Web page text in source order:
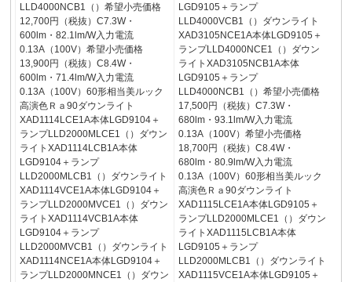
LLD4000NCB1（）希望小売価格
12,700円（税抜）C7.3W・
600lm・82.1lm/W入力電流
0.13A（100V）希望小売価格
13,900円（税抜）C8.4W・
600lm・71.4lm/W入力電流
0.13A（100V）60形相当美ルック
高演色Ｒａ90ダウンライト
XAD1114LCE1A本体LGD9104＋
ランプLLD2000MLCE1（）ダウン
ライトXAD1114LCB1A本体
LGD9104＋ランプ
LLD2000MLCB1（）ダウンライト
XAD1114VCE1A本体LGD9104＋
ランプLLD2000MVCE1（）ダウン
ライトXAD1114VCB1A本体
LGD9104＋ランプ
LLD2000MVCB1（）ダウンライト
XAD1114NCE1A本体LGD9104＋
ランプLLD2000MNCE1（）ダウン
LGD9105＋ランプ
LLD4000VCB1（）ダウンライト
XAD3105NCE1A本体LGD9105＋
ランプLLD4000NCE1（）ダウン
ライトXAD3105NCB1A本体
LGD9105＋ランプ
LLD4000NCB1（）希望小売価格
17,500円（税抜）C7.3W・
680lm・93.1lm/W入力電流
0.13A（100V）希望小売価格
18,700円（税抜）C8.4W・
680lm・80.9lm/W入力電流
0.13A（100V）60形相当美ルック
高演色Ｒａ90ダウンライト
XAD1115LCE1A本体LGD9105＋
ランプLLD2000MLCE1（）ダウン
ライトXAD1115LCB1A本体
LGD9105＋ランプ
LLD2000MLCB1（）ダウンライト
XAD1115VCE1A本体LGD9105＋